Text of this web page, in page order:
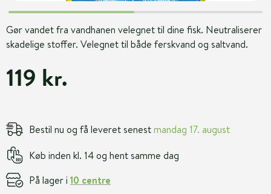
Gør vandet fra vandhanen velegnet til dine fisk. Neutraliserer
skadelige stoffer. Velegnet til både ferskvand og saltvand.
119 kr.
Bestil nu og få leveret senestmandag 17. august
Køb inden kl. 14 og hent samme dag
På lager i 10 centre